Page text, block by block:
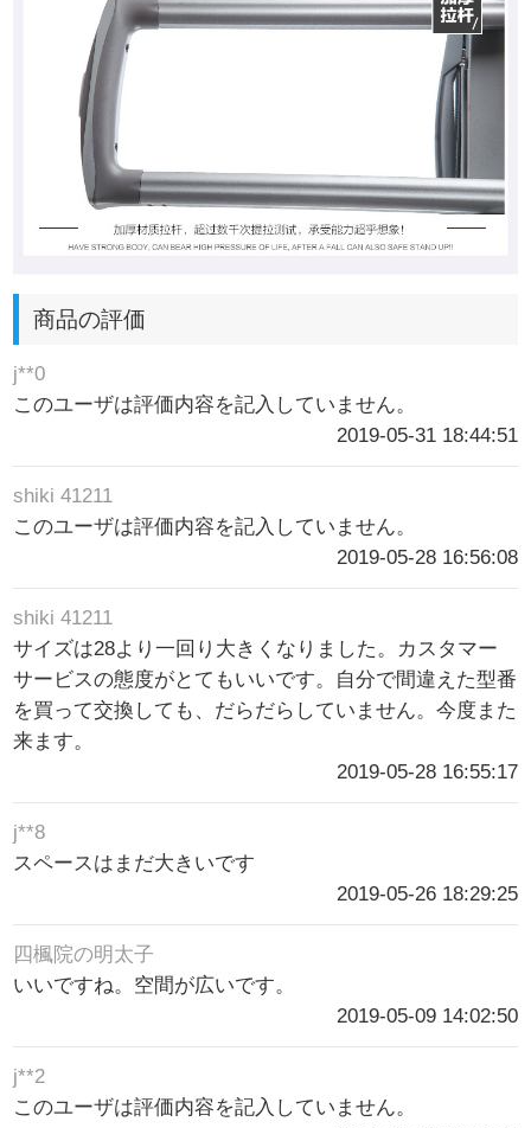
商品の評価
j**0
このユーザは評価内容を記入していません。
2019-05-31 18:44:51
shiki 41211
このユーザは評価内容を記入していません。
2019-05-28 16:56:08
shiki 41211
サイズは28より一回り大きくなりました。カスタマー
サービスの態度がとてもいいです。自分で間違えた型番
を買って交換しても、だらだらしていません。今度また
来ます。
2019-05-28 16:55:17
j**8
スペースはまだ大きいです
2019-05-26 18:29:25
四楓院の明太子
いいですね。空間が広いです。
2019-05-09 14:02:50
j**2
このユーザは評価内容を記入していません。